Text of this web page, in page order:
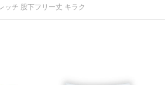
ッチ 股下フリー丈 キラク